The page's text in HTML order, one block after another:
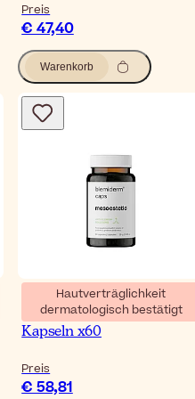
Preis
€ 47,40
Warenkorb
Hautverträglichkeit
dermatologisch bestätigt
Mesoestetic Blemiderm
Kapseln x60
Preis
€ 58,81